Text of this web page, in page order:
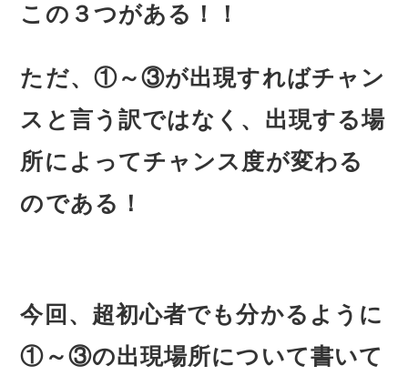
この３つがある！！
ただ、①～③が出現すればチャン
スと言う訳ではなく、出現する場
所によってチャンス度が変わる
のである！
今回、超初心者でも分かるように
①～③の出現場所について書いて